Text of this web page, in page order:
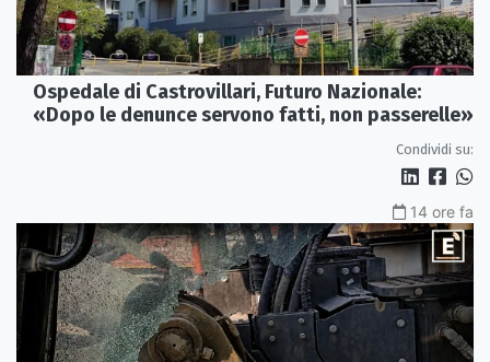
Ospedale di Castrovillari, Futuro Nazionale:
«Dopo le denunce servono fatti, non passerelle»
Condividi su:
14 ore fa